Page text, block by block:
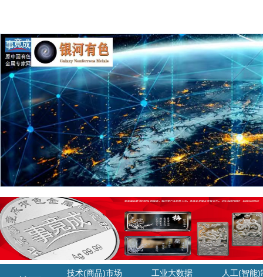
技术(商品)市场 工业大数据
人工(智能)